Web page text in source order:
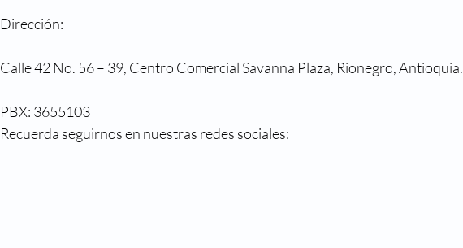
Dirección:
Calle 42 No. 56 – 39, Centro Comercial Savanna Plaza, Rionegro, Antioquia.
PBX: 3655103
Recuerda seguirnos en nuestras redes sociales: